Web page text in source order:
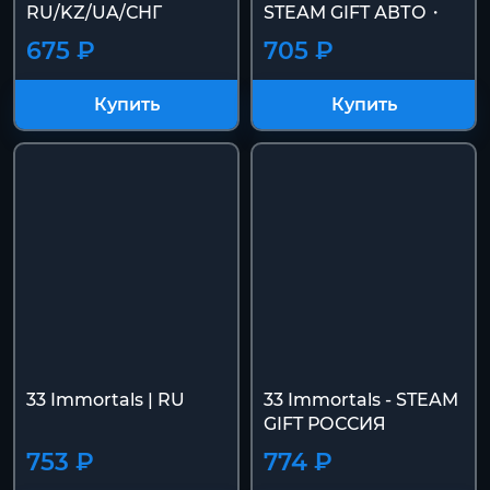
RU/KZ/UA/СНГ
675 ₽
Купить
STEAM GIFT АВТО・
705 ₽
Купить
33 Immortals | RU
753 ₽
33 Immortals - STEAM
GIFT РОССИЯ
774 ₽